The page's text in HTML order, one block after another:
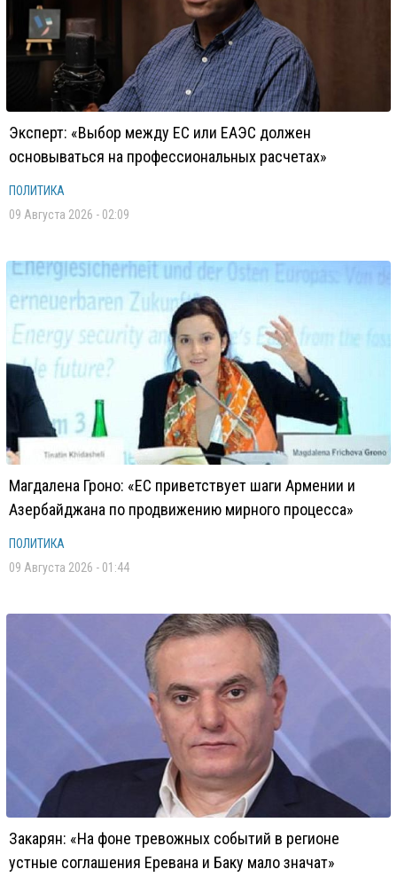
Эксперт: «Выбор между ЕС или ЕАЭС должен
основываться на профессиональных расчетах»
ПОЛИТИКА
09 Августа 2026 - 02:09
Магдалена Гроно: «ЕС приветствует шаги Армении и
Азербайджана по продвижению мирного процесса»
ПОЛИТИКА
09 Августа 2026 - 01:44
Закарян: «На фоне тревожных событий в регионе
устные соглашения Еревана и Баку мало значат»